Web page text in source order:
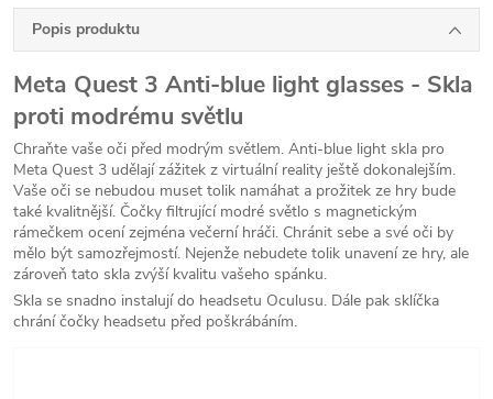
Popis produktu
Meta Quest 3 Anti-blue light glasses - Skla
proti modrému světlu
Chraňte vaše oči před modrým světlem. Anti-blue light skla pro
Meta Quest 3 udělají zážitek z virtuální reality ještě dokonalejším.
Vaše oči se nebudou muset tolik namáhat a prožitek ze hry bude
také kvalitnější. Čočky filtrující modré světlo s magnetickým
rámečkem ocení zejména večerní hráči. Chránit sebe a své oči by
mělo být samozřejmostí. Nejenže nebudete tolik unavení ze hry, ale
zároveň tato skla zvýší kvalitu vašeho spánku.
Skla se snadno instalují do headsetu Oculusu. Dále pak sklíčka
chrání čočky headsetu před poškrábáním.